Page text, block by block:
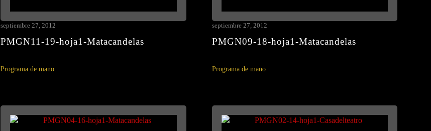
PMGN11-19-hoja1-Matacandelas
septiembre 27, 2012
Programa de mano
PMGN09-18-hoja1-Matacandelas
septiembre 27, 2012
Programa de mano